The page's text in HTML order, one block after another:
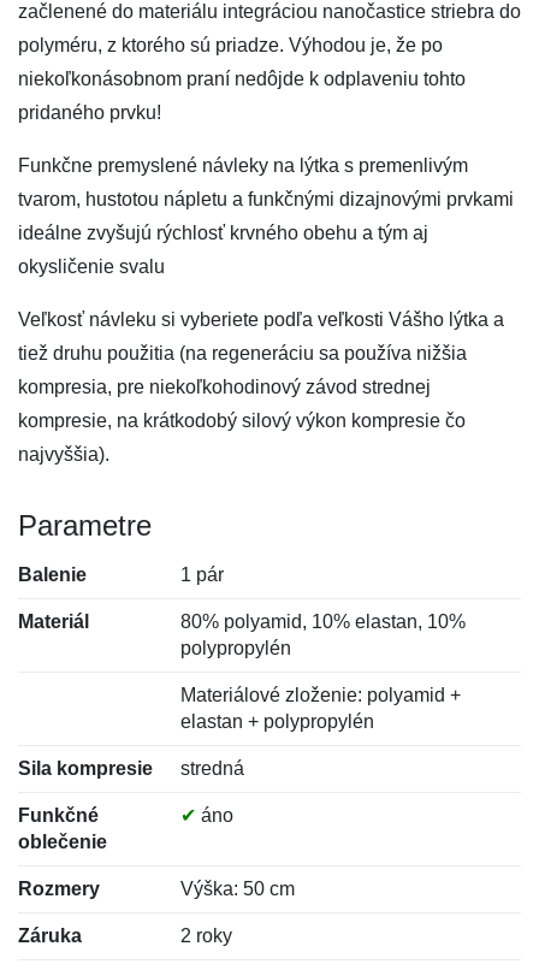
začlenené do materiálu integráciou nanočastice striebra do
polyméru, z ktorého sú priadze. Výhodou je, že po
niekoľkonásobnom praní nedôjde k odplaveniu tohto
pridaného prvku!
Funkčne premyslené návleky na lýtka s premenlivým
tvarom, hustotou nápletu a funkčnými dizajnovými prvkami
ideálne zvyšujú rýchlosť krvného obehu a tým aj
okysličenie svalu
Veľkosť návleku si vyberiete podľa veľkosti Vášho lýtka a
tiež druhu použitia (na regeneráciu sa používa nižšia
kompresia, pre niekoľkohodinový závod strednej
kompresie, na krátkodobý silový výkon kompresie čo
najvyššia).
Parametre
Balenie 1 pár
Materiál
80% polyamid, 10% elastan, 10%
polypropylén
Materiálové zloženie: polyamid +
elastan + polypropylén
Sila kompresie stredná
Funkčné
oblečenie
✔ áno
Rozmery Výška: 50 cm
Záruka 2 roky